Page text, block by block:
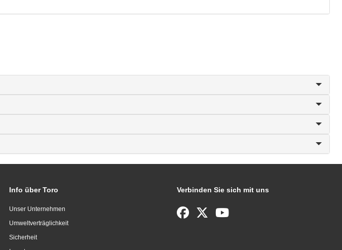
Info über Toro
Unser Unternehmen
Umweltverträglichkeit
Sicherheit
Verbinden Sie sich mit uns